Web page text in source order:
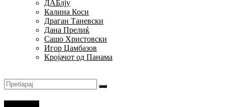
ДАБлју
Калина Коси
Драган Таневски
Дана Прелиќ
Сашо Христовски
Игор Џамбазов
Кројачот од Панама